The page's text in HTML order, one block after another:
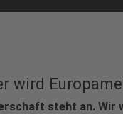
wird
steht an. Wir